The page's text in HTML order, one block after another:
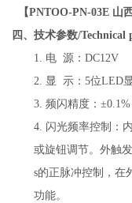
【PNTOO-PN-03E 山
四、技术参数/Technical
1. 电 源：DC12V
2. 显 示：5位LED
3. 频闪精度：±0.1%
4. 闪光频率控制：
或旋钮调节。外触
s的正脉冲控制，在
功能。